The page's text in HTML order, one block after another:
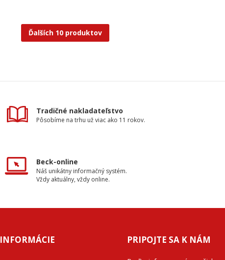
Ďalších 10 produktov
Tradičné nakladateľstvo
Pôsobíme na trhu už viac ako 11 rokov.
Beck-online
Náš unikátny informačný systém.
Vždy aktuálny, vždy online.
INFORMÁCIE PRIPOJTE SA K NÁM